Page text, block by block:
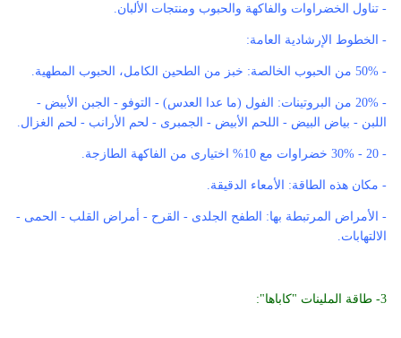
- تناول الخضراوات والفاكهة والحبوب ومنتجات الألبان.
- الخطوط الإرشادية العامة:
- 50% من الحبوب الخالصة: خبز من الطحين الكامل، الحبوب المطهية.
- 20% من البروتينات: الفول (ما عدا العدس) - التوفو - الجبن الأبيض -
اللبن - بياض البيض - اللحم الأبيض - الجمبرى - لحم الأرانب - لحم الغزال.
- 20 - 30% خضراوات مع 10% اختيارى من الفاكهة الطازجة.
- مكان هذه الطاقة: الأمعاء الدقيقة.
- الأمراض المرتبطة بها: الطفح الجلدى - القرح - أمراض القلب - الحمى -
الالتهابات.
3- طاقة الملينات "كاباها":